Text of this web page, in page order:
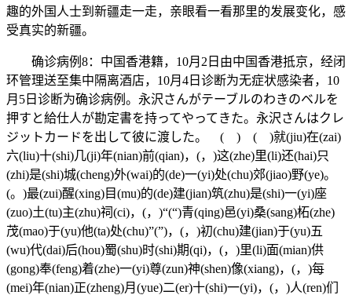
趣的外国人士到新疆走一走，亲眼看一看那里的发展变化，感
受真实的新疆。
确诊病例8：中国香港籍，10月2日由中国香港抵京，经闭
环管理送至集中隔离酒店，10月4日诊断为无症状感染者，10
月5日诊断为确诊病例。永沢さんがテーブルのわきのベルを
押すと給仕人が勘定書を持ってやってきた。永沢さんはクレ
ジットカードを出して彼に渡した。 ( ) ( )就(jiu)在(zai)
六(liu)十(shi)几(ji)年(nian)前(qian)，(，)这(zhe)里(li)还(hai)只
(zhi)是(shi)城(cheng)外(wai)的(de)一(yi)处(chu)郊(jiao)野(ye)。
(。)最(zui)醒(xing)目(mu)的(de)建(jian)筑(zhu)是(shi)一(yi)座
(zuo)土(tu)主(zhu)祠(ci)，(，)“(“)青(qing)邑(yi)桑(sang)柘(zhe)
茂(mao)于(yu)他(ta)处(chu)”(”)，(，)初(chu)建(jian)于(yu)五
(wu)代(dai)后(hou)蜀(shu)时(shi)期(qi)，(，)里(li)面(mian)供
(gong)奉(feng)着(zhe)一(yi)尊(zun)神(shen)像(xiang)，(，)每
(mei)年(nian)正(zheng)月(yue)二(er)十(shi)一(yi)，(，)人(ren)们